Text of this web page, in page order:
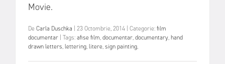
Movie.
De Carla Duschka 23 Octombrie, 2014 Categorie:film
documentar Tags:afise film,documentar,documentary,hand
drawn letters,lettering,litere,sign painting,